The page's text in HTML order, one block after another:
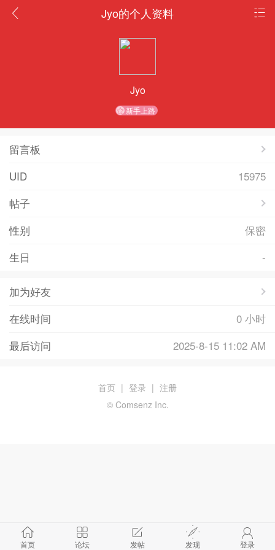
Jyo的个人资料
Jyo
新手上路
留言板
UID
15975
帖子
性别
保密
生日
-
加为好友
在线时间
0 小时
最后访问
2025-8-15 11:02 AM
首页 论坛 发帖 发现 登录
首页 | 登录 | 注册
© Comsenz Inc.